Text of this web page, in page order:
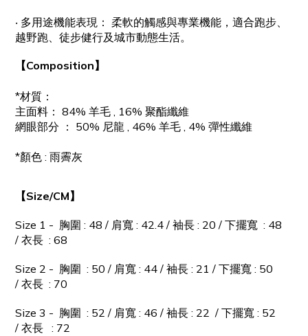
‧ 多用途機能表現： 柔軟的觸感與專業機能，適合跑步、
越野跑、徒步健行及城市動態生活。
【Composition】
*材質：
主面料： 84% 羊毛 , 16% 聚酯纖維
網眼部分 ： 50% 尼龍 , 46% 羊毛 , 4% 彈性纖維
*顏色 : 雨霽灰
【Size/CM】
Size 1 - 胸圍 : 48 / 肩寬 : 42.4 / 袖長 : 20 / 下擺寬 : 48
/ 衣長 : 68
Size 2 - 胸圍 : 50 / 肩寬 : 44 / 袖長 : 21 / 下擺寬 : 50
/ 衣長 : 70
Size 3 - 胸圍 : 52 / 肩寬 : 46 / 袖長 : 22 / 下擺寬 : 52
/ 衣長 : 72